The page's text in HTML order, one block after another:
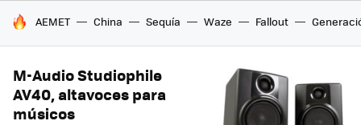
HOY SE HABLA DE
AEMET China Sequía Waze Fallout
M-Audio Studiophile
AV40, altavoces para
músicos